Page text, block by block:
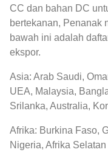
CC dan bahan DC
bertekanan, Penanak
bawah ini adalah
ekspor.
Asia: Arab Saudi,
UEA, Malaysia,
Srilanka, Australia,
Afrika: Burkina Faso,
Nigeria, Afrika Selatan